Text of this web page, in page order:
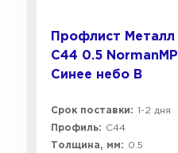
Профлист
C44 0.5
Синее небо B
Срок поставки: 1-2 дня
Профиль:
C44
Толщина, мм:
0.5